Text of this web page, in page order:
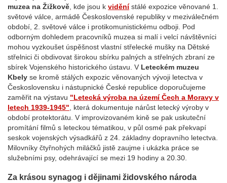
muzea na Žižkově , kde jsou k viděnístálé expozice věnované 1.
světové válce, armádě Československé republiky v meziválečném
období, 2. světové válce i protikomunistickému odboji. Pod
odborným dohledem pracovníků muzea si malí i velcí návštěvníci
mohou vyzkoušet úspěšnost vlastní střelecké mušky na Dětské
střelnici či obdivovat širokou sbírku palných a střelných zbraní ze
sbírek Vojenského historického ústavu. V Leteckém muzeu
Kbely se kromě stálých expozic věnovaných vývoji letectva v
Československu i nástupnické České republice doporučujeme
zaměřit na výstavu "Letecká výroba na území Čech a Moravy v
letech 1939-1945" , která dokumentuje nárůst letecký výroby v
období protektorátu. V improvizovaném kině se pak uskuteční
promítání filmů s leteckou tématikou, v půl osmé pak překvapí
seskok vojenských výsadkářů z 24. základny dopravního letectva.
Milovníky čtyřnohých miláčků jistě zaujme i ukázka práce se
služebními psy, odehrávající se mezi 19 hodiny a 20.30.
Za krásou synagog i dějinami židovského národa